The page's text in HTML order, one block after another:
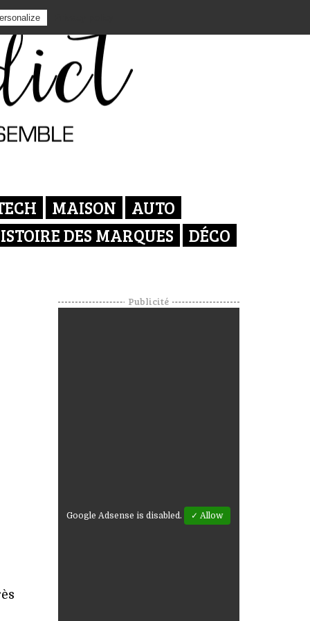
MAISON
AUTO
DES MARQUES
DÉCO
Publicité
Google Adsense is disabled. ✓ Allow